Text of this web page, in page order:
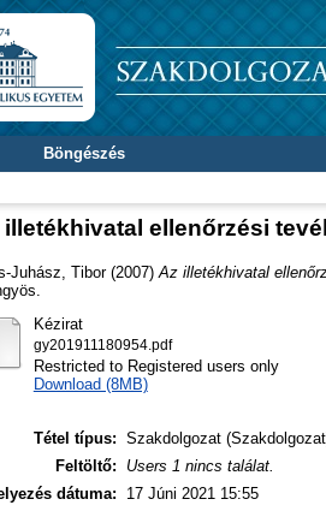
Böngészés
illetékhivatal ellenőrzési
Juhász, Tibor(2007) Az illetékhivatal
Kézirat
gy201911180954.pdf
Restricted to Registered users only
Download (8MB)
Tétel típus: Szakdolgozat
Feltöltő:
Users 1 nincs találat.
dátuma:
17 Júni 2021 15:55